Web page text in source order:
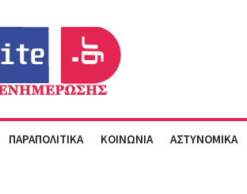
ΠΑΡΑΠΟΛΙΤΙΚΑ ΚΟΙΝΩΝΙΑ ΑΣΤΥΝΟΜΙΚΑ